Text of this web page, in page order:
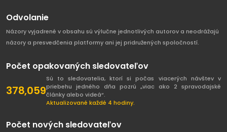
Odvolanie
Názory vyjadrené v obsahu sú výlučne jednotlivých autorov a neodrážajú
názory a presvedčenia platformy ani jej pridružených spoločností.
Počet opakovaných sledovateľov
378,059
Sú to sledovatelia, ktorí si počas viacerých návštev v
priebehu jedného dňa pozrú „viac ako 2 spravodajské
články alebo videá“.
Aktualizované každé 4 hodiny.
Počet nových sledovateľov